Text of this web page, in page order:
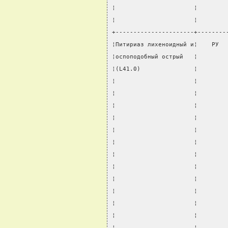
¦                      ¦
¦                      ¦
+----------------------
¦Питириаз лихеноидный и¦
¦оспоподобный острый   ¦
¦(L41.0)               ¦
¦                      ¦
¦                      ¦
¦                      ¦
¦                      ¦
¦                      ¦
¦                      ¦
¦                      ¦
¦                      ¦
¦                      ¦
¦                      ¦
¦                      ¦
¦                      ¦